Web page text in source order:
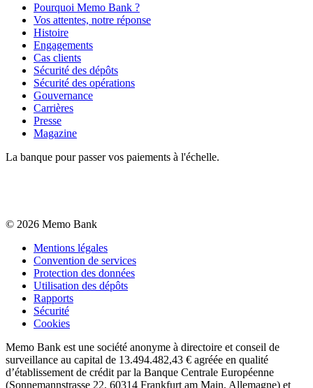
Pourquoi Memo Bank ?
Vos attentes, notre réponse
Histoire
Engagements
Cas clients
Sécurité des dépôts
Sécurité des opérations
Gouvernance
Carrières
Presse
Magazine
La banque pour passer vos paiements à l'échelle.
© 2026 Memo Bank
Mentions légales
Convention de services
Protection des données
Utilisation des dépôts
Rapports
Sécurité
Cookies
Memo Bank est une société anonyme à directoire et conseil de
surveillance au capital de 13.494.482,43 € agréée en qualité
d’établissement de crédit par la Banque Centrale Européenne
(Sonnemannstrasse 22, 60314 Frankfurt am Main, Allemagne) et